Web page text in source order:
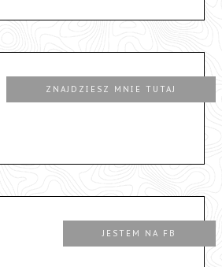
ZNAJDZIESZ MNIE TUTAJ
JESTEM NA FB